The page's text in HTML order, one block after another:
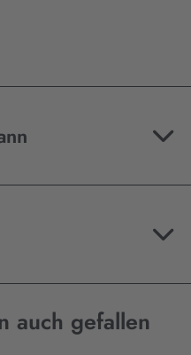
auch gefallen